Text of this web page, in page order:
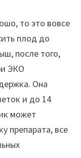
то это вовсе
плод до
после того,
ЭКО
Она
и до 14
может
препарата, все